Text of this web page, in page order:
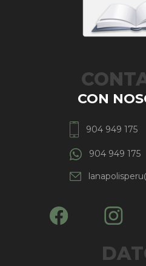
CON
904 949 175
904 949 175